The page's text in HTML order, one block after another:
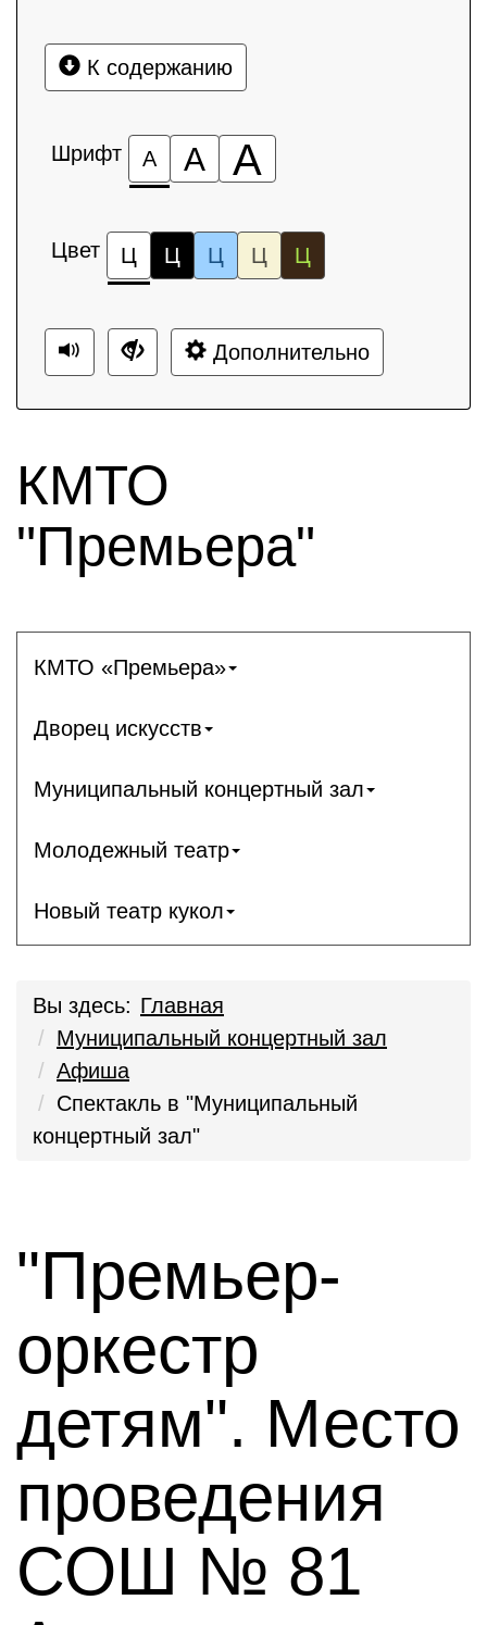
К содержанию
Шрифт А А А
Цвет Ц Ц Ц Ц Ц
Дополнительно
КМТО
"Премьера"
КМТО «Премьера»
Дворец искусств
Муниципальный концертный зал
Молодежный театр
Новый театр кукол
Вы здесь: Главная
Муниципальный концертный зал
Афиша
Спектакль в "Муниципальный
концертный зал"
"Премьер-
оркестр
детям". Место
проведения
СОШ № 81